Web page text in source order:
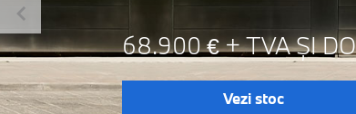
68.900 € + TVA ȘI
Vezi stoc